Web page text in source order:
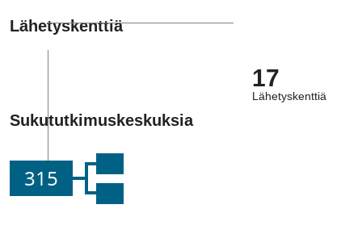
Lähetyskenttiä
17
Lähetyskenttiä
Sukututkimuskeskuksia
315